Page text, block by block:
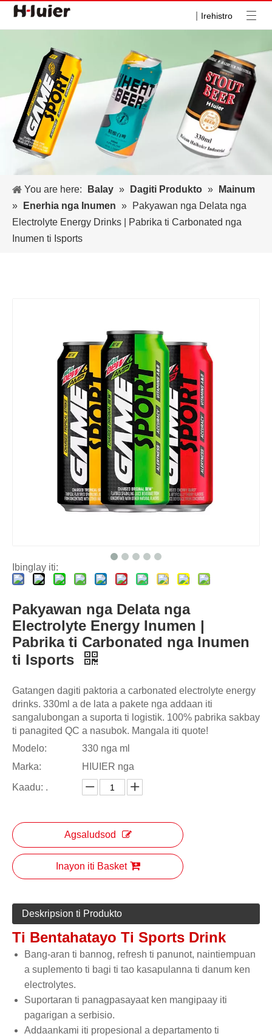
Irehistro
You are here: Balay » Dagiti Produkto »
Mainum
»
Enerhia nga Inumen »
Pakyawan nga Delata nga
Electrolyte Energy Drinks | Pabrika ti Carbonated nga
Inumen ti Isports
Ibinglay iti:
Pakyawan nga Delata nga
Electrolyte Energy Inumen |
Pabrika ti Carbonated nga Inumen
ti Isports
Gatangen dagiti paktoria a carbonated electrolyte energy
drinks. 330ml a de lata a pakete nga addaan iti
sangalubongan a suporta ti logistik. 100% pabrika sakbay
ti panagited QC a nasubok. Mangala iti quote!
Modelo:
330 nga ml
Marka:
HIUIER nga
Kaadu: .
Agsaludsod
Inayon iti Basket
Deskripsion ti Produkto
Ti Bentahatayo Ti Sports Drink
Bang-aran ti bannog, refresh ti panunot, naintiempuan
a suplemento ti bagi ti tao kasapulanna ti danum ken
electrolytes.
Suportaran ti panagpasayaat ken mangipaay iti
pagarigan a serbisio.
Addaankami iti propesional a departamento ti